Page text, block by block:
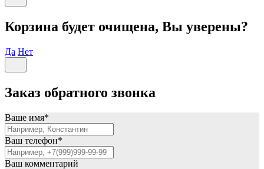
Корзина будет очищена, Вы уверены?
Да Нет
Заказ обратного звонка
Ваше имя*
Ваш телефон*
Ваш комментарий